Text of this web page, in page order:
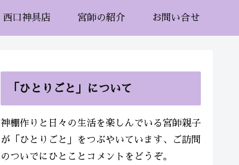
西口神具店 宮師の紹介 お問い合せ
「ひとりごと」について
神棚作りと日々の生活を楽しんでいる宮師親子
が「ひとりごと」をつぶやいています、ご訪問
のついでにひとことコメントをどうぞ。